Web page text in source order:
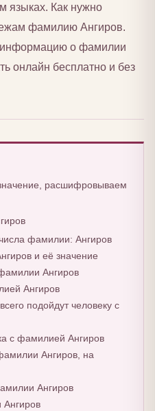
языках. Как нужно
фамилию Ангиров.
информацию о фамилии
онлайн бесплатно и без
расшифровываем
фамилии: Ангиров
и её значение
Ангиров
Ангиров
подойдут человеку с
с фамилией Ангиров
Ангиров, на
Ангиров